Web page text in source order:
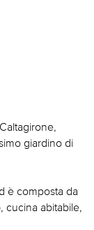
giardino di
è composta da
cucina abitabile,